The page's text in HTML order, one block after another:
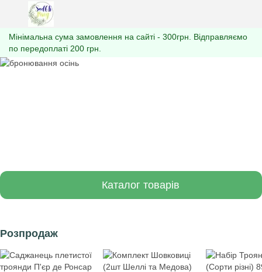
Мінімальна сума замовлення на сайті - 300грн. Відправляємо
по передоплаті 200 грн.
Каталог товарів
Розпродаж